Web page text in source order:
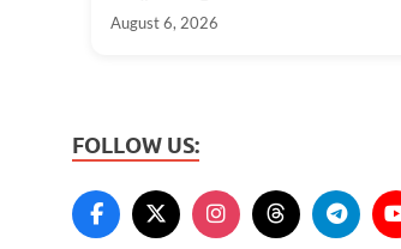
August 6, 2026
FOLLOW US: